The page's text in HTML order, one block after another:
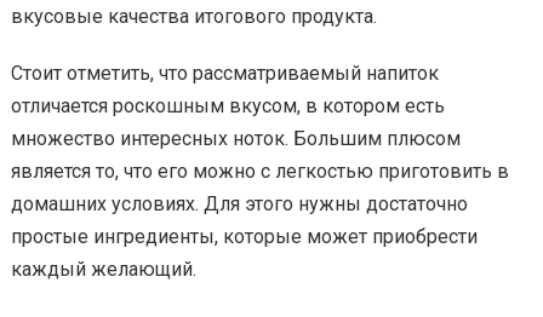
вкусовые качества итогового продукта.
Стоит отметить, что рассматриваемый напиток
отличается роскошным вкусом, в котором есть
множество интересных ноток. Большим плюсом
является то, что его можно с легкостью приготовить в
домашних условиях. Для этого нужны достаточно
простые ингредиенты, которые может приобрести
каждый желающий.